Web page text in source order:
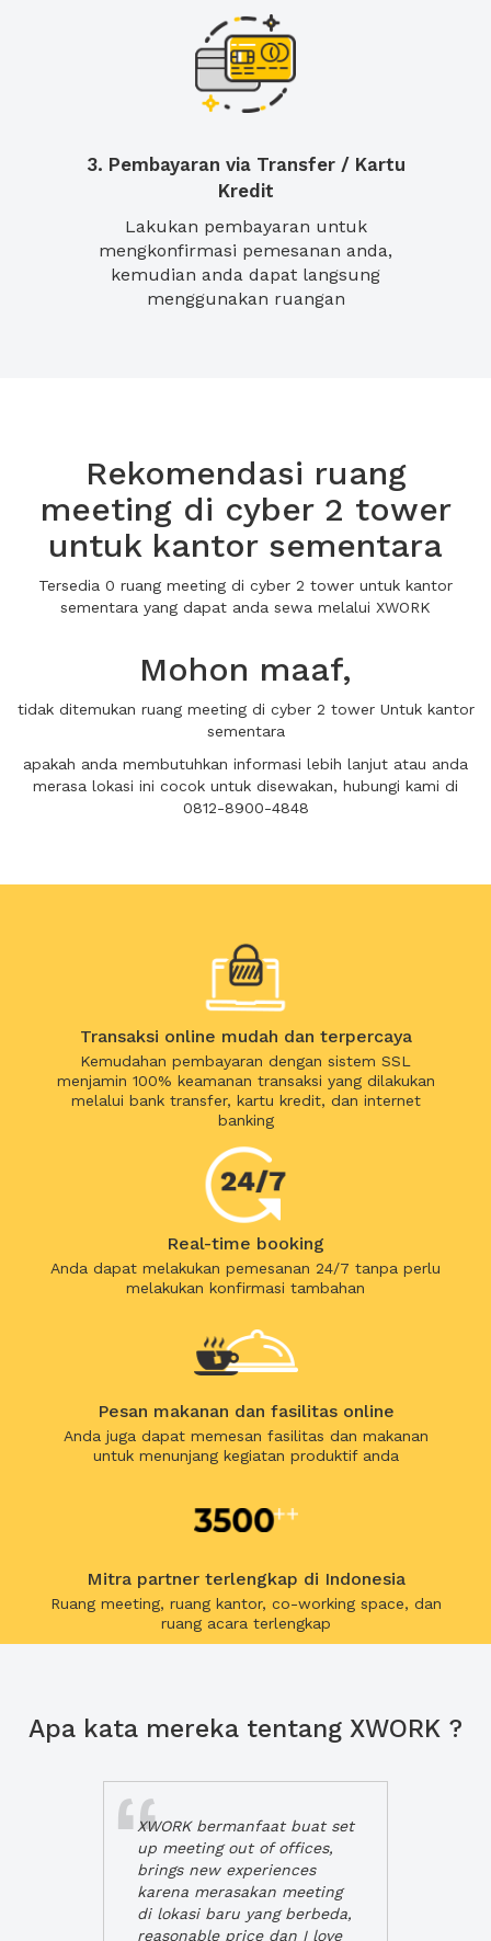
3. Pembayaran via Transfer / Kartu
Kredit
Lakukan pembayaran untuk
mengkonfirmasi pemesanan anda,
kemudian anda dapat langsung
menggunakan ruangan
Rekomendasi ruang
meeting di cyber 2 tower
untuk kantor sementara
Tersedia 0 ruang meeting di cyber 2 tower untuk kantor
sementara yang dapat anda sewa melalui XWORK
Mohon maaf,
tidak ditemukan ruang meeting di cyber 2 tower Untuk kantor
sementara
apakah anda membutuhkan informasi lebih lanjut atau anda
merasa lokasi ini cocok untuk disewakan, hubungi kami di
0812-8900-4848
Transaksi online mudah dan terpercaya
Kemudahan pembayaran dengan sistem SSL
menjamin 100% keamanan transaksi yang dilakukan
melalui bank transfer, kartu kredit, dan internet
banking
Real-time booking
Anda dapat melakukan pemesanan 24/7 tanpa perlu
melakukan konfirmasi tambahan
Pesan makanan dan fasilitas online
Anda juga dapat memesan fasilitas dan makanan
untuk menunjang kegiatan produktif anda
Mitra partner terlengkap di Indonesia
Ruang meeting, ruang kantor, co-working space, dan
ruang acara terlengkap
Apa kata mereka tentang XWORK ?
XWORK bermanfaat buat set
up meeting out of offices,
brings new experiences
karena merasakan meeting
di lokasi baru yang berbeda,
reasonable price dan I love